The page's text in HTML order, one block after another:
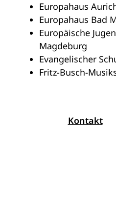
Europahaus
Europahaus Bad
Europäische
Magdeburg
Evangelischer
Fritz-Busch-
Kontakt